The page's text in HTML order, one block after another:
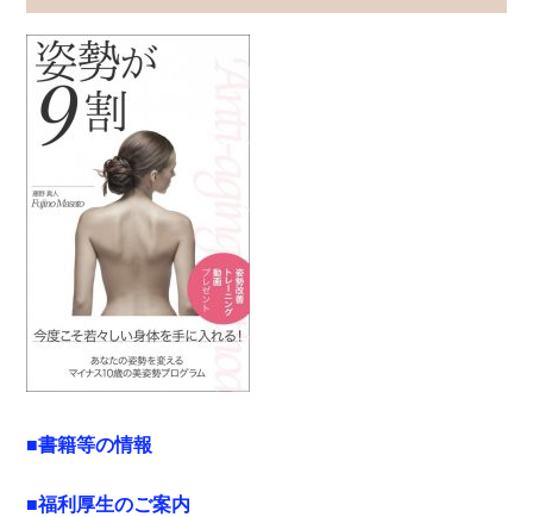
■書籍等の情報
■福利厚生のご案内